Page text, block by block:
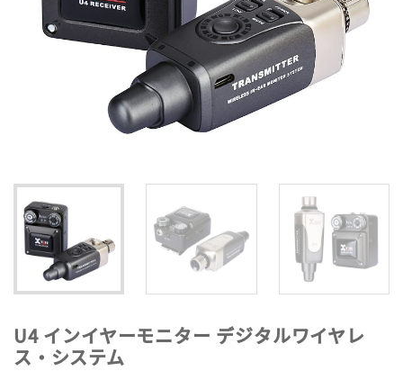
U4 インイヤーモニター デジタルワイヤレ
ス・システム